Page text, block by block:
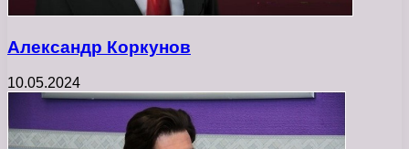
Александр Коркунов
10.05.2024